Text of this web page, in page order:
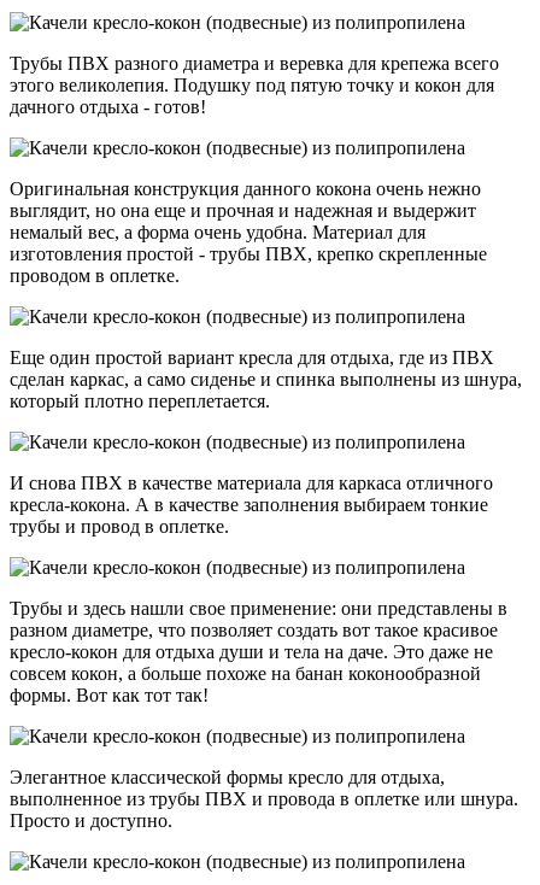
Трубы ПВХ разного диаметра и веревка для крепежа всего
этого великолепия. Подушку под пятую точку и кокон для
дачного отдыха - готов!
Оригинальная конструкция данного кокона очень нежно
выглядит, но она еще и прочная и надежная и выдержит
немалый вес, а форма очень удобна. Материал для
изготовления простой - трубы ПВХ, крепко скрепленные
проводом в оплетке.
Еще один простой вариант кресла для отдыха, где из ПВХ
сделан каркас, а само сиденье и спинка выполнены из шнура,
который плотно переплетается.
И снова ПВХ в качестве материала для каркаса отличного
кресла-кокона. А в качестве заполнения выбираем тонкие
трубы и провод в оплетке.
Трубы и здесь нашли свое применение: они представлены в
разном диаметре, что позволяет создать вот такое красивое
кресло-кокон для отдыха души и тела на даче. Это даже не
совсем кокон, а больше похоже на банан коконообразной
формы. Вот как тот так!
Элегантное классической формы кресло для отдыха,
выполненное из трубы ПВХ и провода в оплетке или шнура.
Просто и доступно.